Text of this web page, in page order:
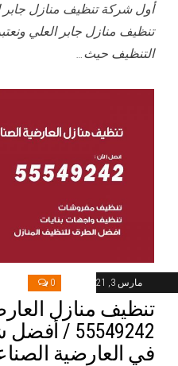
أول شركة تنظيف منازل جابر
تنظيف منازل جابر العلي
التنظيف حيث…
مارس 3, 2021 0
تنظيف منازل
55549242
في العارضية